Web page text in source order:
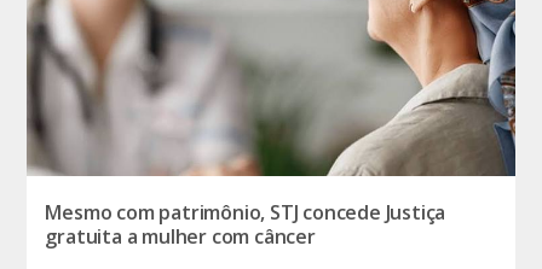
Mesmo com patrimônio, STJ concede Justiça
gratuita a mulher com câncer